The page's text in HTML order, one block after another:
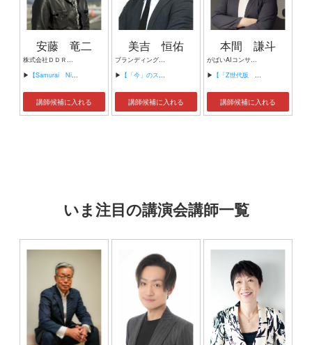
安藤 竜二
株式会社ＤＤＲ代表取締役
▶ 【Samurai Nippon Project】
講師候補に入れる
美吉 恒佑
ブランディングディレクター
▶ 【「今」のスペシャリスト デザインの分かるマーケッターの育て方、育てられ方】
講師候補に入れる
本間 謙斗
がばいAIコンサルティング株式会社 代表取締役社長 佐賀県防災士協会 防災士 / 地域防災リーダー デジタル庁 デジタル推進委員 SAGA Smart Terakoya 生成AIアドバイザー 野球独立リーグ旭川ビースターズ AI・DX推進アドバイザー 佐賀市不法投棄防止協議会委員 佐賀市公共事業評価監視委員
▶ 【「Z世代版 AI活用・最新の新入社員研修の在り方」】
講師候補に入れる
いま注目の講演会講師一覧